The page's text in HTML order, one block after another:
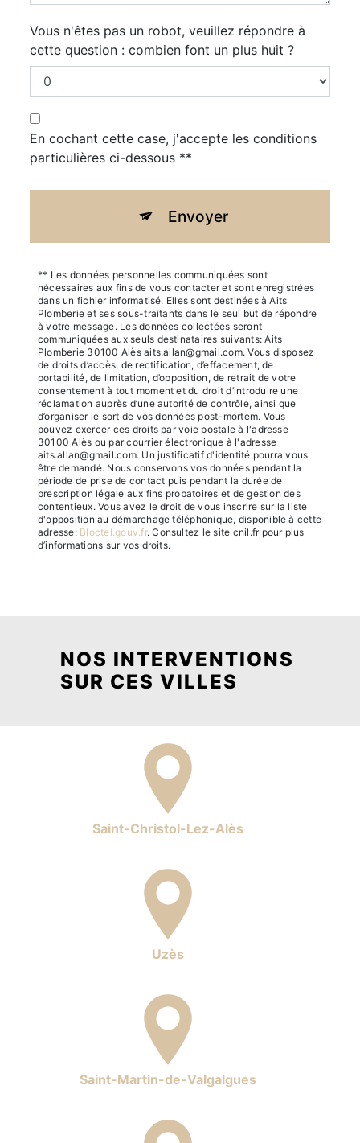
Vous n'êtes pas un robot, veuillez répondre à
cette question : combien font un plus huit ?
En cochant cette case, j'accepte les conditions
particulières ci-dessous **
Envoyer
** Les données personnelles communiquées sont
nécessaires aux fins de vous contacter et sont enregistrées
dans un fichier informatisé. Elles sont destinées à Aits
Plomberie et ses sous-traitants dans le seul but de répondre
à votre message. Les données collectées seront
communiquées aux seuls destinataires suivants: Aits
Plomberie 30100 Alès aits.allan@gmail.com. Vous disposez
de droits d’accès, de rectification, d’effacement, de
portabilité, de limitation, d’opposition, de retrait de votre
consentement à tout moment et du droit d’introduire une
réclamation auprès d’une autorité de contrôle, ainsi que
d’organiser le sort de vos données post-mortem. Vous
pouvez exercer ces droits par voie postale à l'adresse
30100 Alès ou par courrier électronique à l'adresse
aits.allan@gmail.com. Un justificatif d'identité pourra vous
être demandé. Nous conservons vos données pendant la
période de prise de contact puis pendant la durée de
prescription légale aux fins probatoires et de gestion des
contentieux. Vous avez le droit de vous inscrire sur la liste
d'opposition au démarchage téléphonique, disponible à cette
adresse: Bloctel.gouv.fr. Consultez le site cnil.fr pour plus
d’informations sur vos droits.
NOS INTERVENTIONS
SUR CES VILLES
Saint-Christol-Lez-Alès
Uzès
Saint-Martin-de-Valgalgues